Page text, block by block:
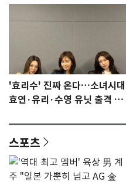
'효리수' 진짜 온다…소녀시대
효연·유리·수영 유닛 출격 [N
스포츠